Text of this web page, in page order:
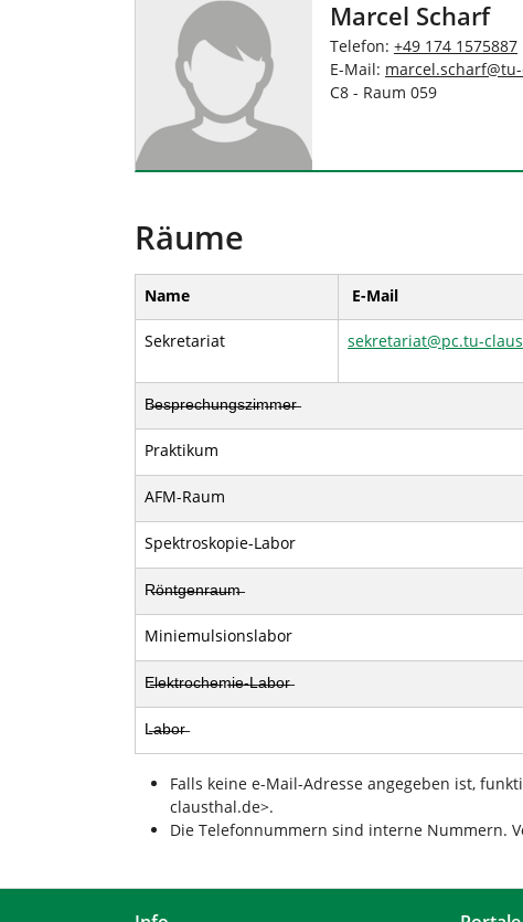
Marcel Scharf
Telefon: +49 174 1575887
E-Mail: marcel.scharf@
C8 - Raum 059
Räume
Name E-Mail
Sekretariat sekretariat@pc.tu-
B̶e̶s̶p̶r̶e̶c̶h̶u̶n̶g̶s̶z̶i̶m̶m̶e̶r̶
Praktikum
AFM-Raum
Spektroskopie-Labor
R̶ö̶n̶t̶g̶e̶n̶r̶a̶u̶m̶
Miniemulsionslabor
E̶l̶e̶k̶t̶r̶o̶c̶h̶e̶m̶i̶e̶-̶L̶a̶b̶o̶r̶
L̶a̶b̶o̶r̶
Falls keine e-Mail-Adresse angegeben ist,
clausthal.de>.
Die Telefonnummern sind interne Nummern.